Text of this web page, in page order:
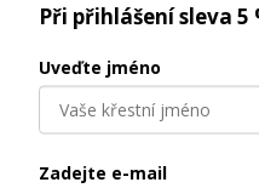
Při přihlášení sleva 5
Uveďte jméno
Zadejte e-mail